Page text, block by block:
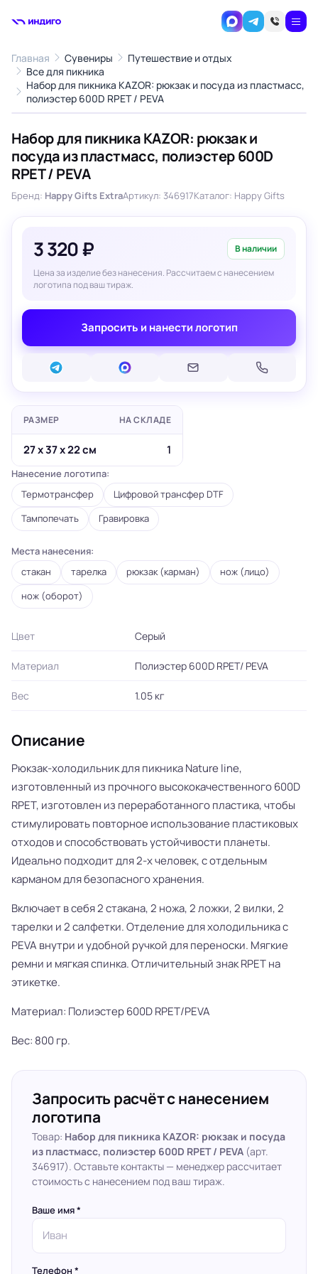
Главная Сувениры
Путешествие и отдых
Все для пикника
Набор для пикника KAZOR: рюкзак и посуда из пластмасс,
полиэстер 600D RPET / PEVA
‹ ›
Набор для пикника KAZOR: рюкзак и
посуда из пластмасс, полиэстер 600D
RPET / PEVA
Бренд: Happy Gifts ExtraАртикул: 346917Каталог: Happy Gifts
3 320 ₽ В наличии
Цена за изделие без нанесения. Рассчитаем с нанесением
логотипа под ваш тираж.
Запросить и нанести логотип
РАЗМЕР НА СКЛАДЕ
27 x 37 x 22 см 1
Нанесение логотипа:
Термотрансфер
Цифровой трансфер DTF
Тампопечать
Гравировка
Места нанесения:
стакан тарелка рюкзак (карман)
нож (лицо)
нож (оборот)
Цвет Серый
Материал Полиэстер 600D RPET/ PEVA
Вес 1.05 кг
Описание
Рюкзак-холодильник для пикника Nature line,
изготовленный из прочного высококачественного 600D
RPET, изготовлен из переработанного пластика, чтобы
стимулировать повторное использование пластиковых
отходов и способствовать устойчивости планеты.
Идеально подходит для 2-х человек, с отдельным
карманом для безопасного хранения.
Включает в себя 2 стакана, 2 ножа, 2 ложки, 2 вилки, 2
тарелки и 2 салфетки. Отделение для холодильника с
PEVA внутри и удобной ручкой для переноски. Мягкие
ремни и мягкая спинка. Отличительный знак RPET на
этикетке.
Материал: Полиэстер 600D RPET/PEVA
Вес: 800 гр.
Запросить расчёт с нанесением
логотипа
Товар: Набор для пикника KAZOR: рюкзак и посуда
из пластмасс, полиэстер 600D RPET / PEVA (арт.
346917). Оставьте контакты — менеджер рассчитает
стоимость с нанесением под ваш тираж.
Ваше имя *
Телефон *